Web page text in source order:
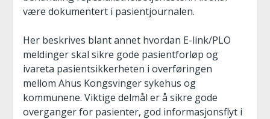
være dokumentert i pasientjournalen.
Her beskrives blant annet hvordan E-link/PLO
meldinger skal sikre gode pasientforløp og
ivareta pasientsikkerheten i overføringen
mellom Ahus Kongsvinger sykehus og
kommunene. Viktige delmål er å sikre gode
overganger for pasienter, god informasjonsflyt i